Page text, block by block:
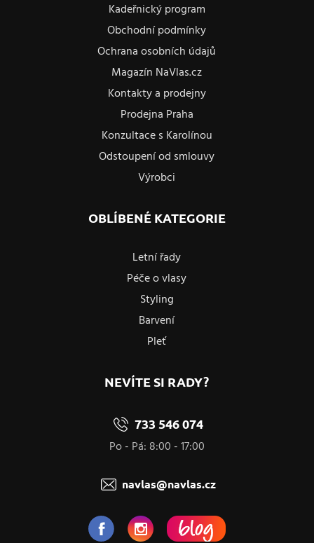
Kadeřnický program
Obchodní podmínky
Ochrana osobních údajů
Magazín NaVlas.cz
Kontakty a prodejny
Prodejna Praha
Konzultace s Karolínou
Odstoupení od smlouvy
Výrobci
OBLÍBENÉ KATEGORIE
Letní řady
Péče o vlasy
Styling
Barvení
Pleť
NEVÍTE SI RADY?
733 546 074
Po - Pá: 8:00 - 17:00
navlas@navlas.cz